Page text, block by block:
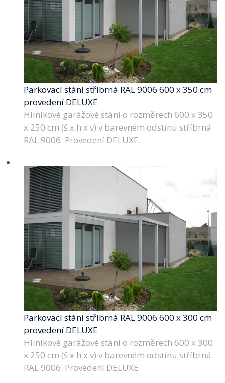
Parkovací stání stříbrná RAL 9006 600 x 350 cm
provedení DELUXE
Hliníkové garážové stání o rozměrech 600 x 350
x 250 cm (š x h x v) v barevném odstínu stříbrná
RAL 9006. Provedení DELUXE.
Parkovací stání stříbrná RAL 9006 600 x 300 cm
provedení DELUXE
Hliníkové garážové stání o rozměrech 600 x 300
x 250 cm (š x h x v) v barevném odstínu stříbrná
RAL 9006. Provedení DELUXE